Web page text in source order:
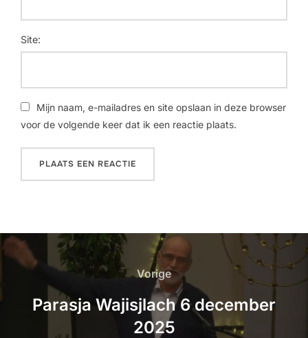
Site:
Mijn naam, e-mailadres en site opslaan in deze browser
voor de volgende keer dat ik een reactie plaats.
Vorige
Parasja Wajisjlach 6 december
2025